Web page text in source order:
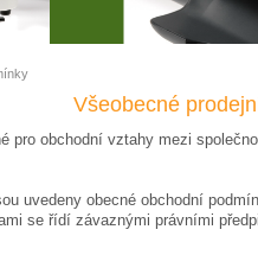
Všeobecné
pro obchodní vztahy mezi
uvedeny obecné obchodní
se řídí závaznými právními